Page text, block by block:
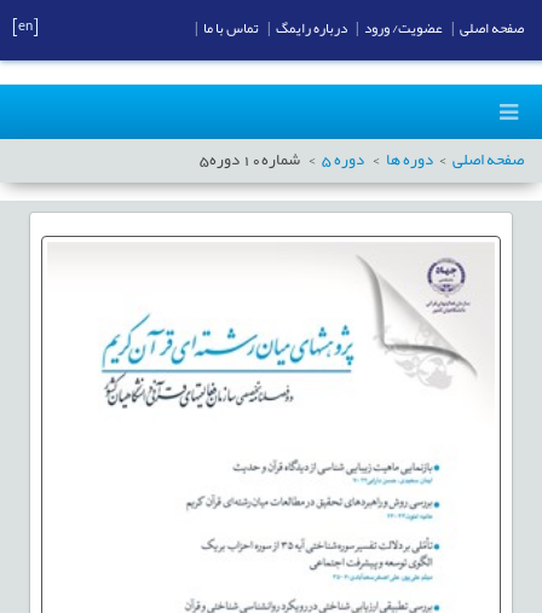
صفحه اصلی دوره ها دوره5 شماره10 دوره5
صفحه اصلی عضویت/ ورود درباره رایمگ تماس با ما